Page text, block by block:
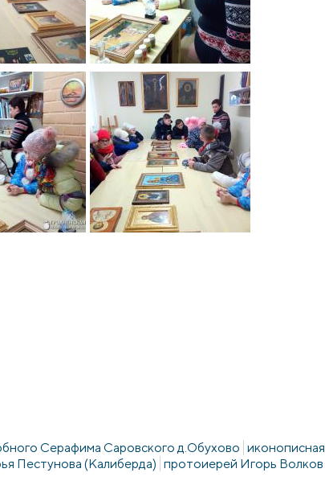
Серафима Саровского д.Обухово иконописная
Пестунова (Калиберда) протоиерей Игорь Волков